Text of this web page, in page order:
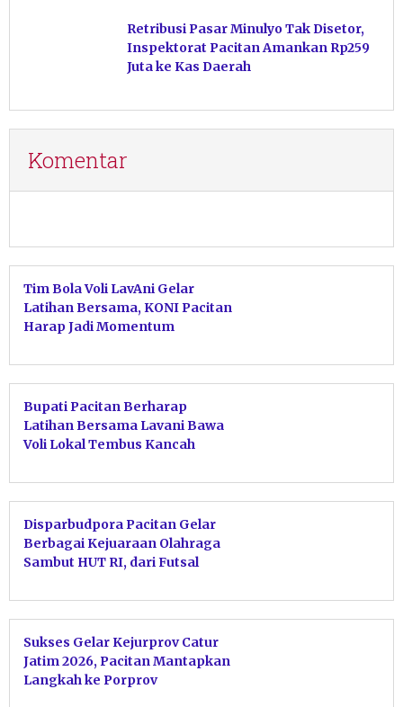
Retribusi Pasar Minulyo Tak Disetor,
Inspektorat Pacitan Amankan Rp259
Juta ke Kas Daerah
Komentar
Tim Bola Voli LavAni Gelar
Latihan Bersama, KONI Pacitan
Harap Jadi Momentum
Bupati Pacitan Berharap
Latihan Bersama Lavani Bawa
Voli Lokal Tembus Kancah
Disparbudpora Pacitan Gelar
Berbagai Kejuaraan Olahraga
Sambut HUT RI, dari Futsal
2026
Sukses Gelar Kejurprov Catur
Jatim 2026, Pacitan Mantapkan
Langkah ke Porprov